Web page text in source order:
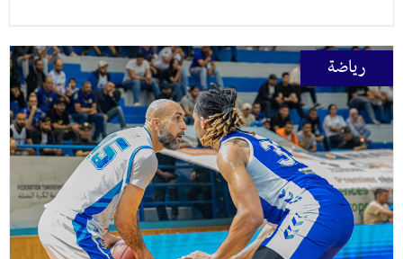
رياضة